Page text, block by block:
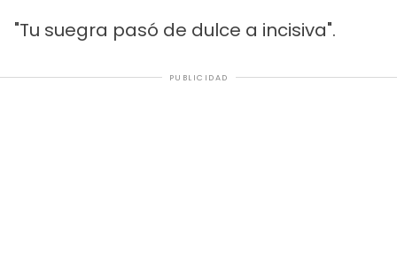
"Tu suegra pasó de dulce a incisiva".
PUBLICIDAD